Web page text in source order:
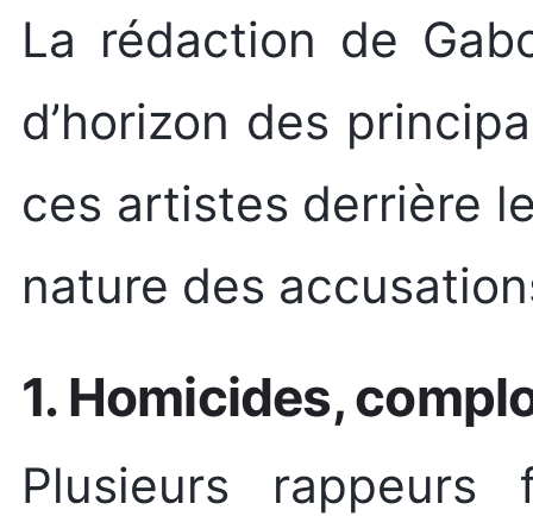
La rédaction de GabonScoop vous fait un tour
d’horizon des
ces artistes derrière
nature des
1. Homicides,
Plusieurs